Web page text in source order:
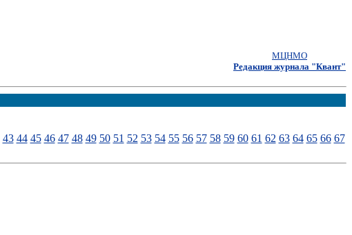
МЦНМО
Редакция журнала "Квант"
43 44 45 46 47 48 49 50 51 52 53 54 55 56 57 58 59 60 61 62 63 64 65 66 67